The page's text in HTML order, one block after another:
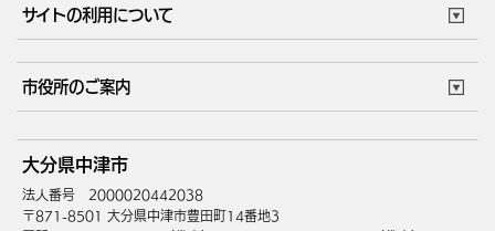
サイトの利用について
サイトマップ
市役所のご案内
庁舎地図 組織案内
中津市へのアクセス
大分県中津市
法人番号 2000020442038
〒871-8501 大分県中津市豊田町14番地3